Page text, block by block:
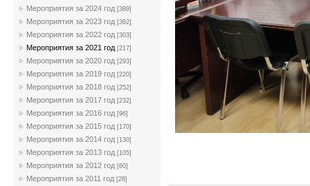
Мероприятия за 2024 год [389]
Мероприятия за 2023 год [362]
Мероприятия за 2022 год [303]
Мероприятия за 2021 год [217]
Мероприятия за 2020 год [293]
Мероприятия за 2019 год [220]
Мероприятия за 2018 год [252]
Мероприятия за 2017 год [232]
Мероприятия за 2016 год [96]
Мероприятия за 2015 год [170]
Мероприятия за 2014 год [130]
Мероприятия за 2013 год [105]
Мероприятия за 2012 год [60]
Мероприятия за 2011 год [28]